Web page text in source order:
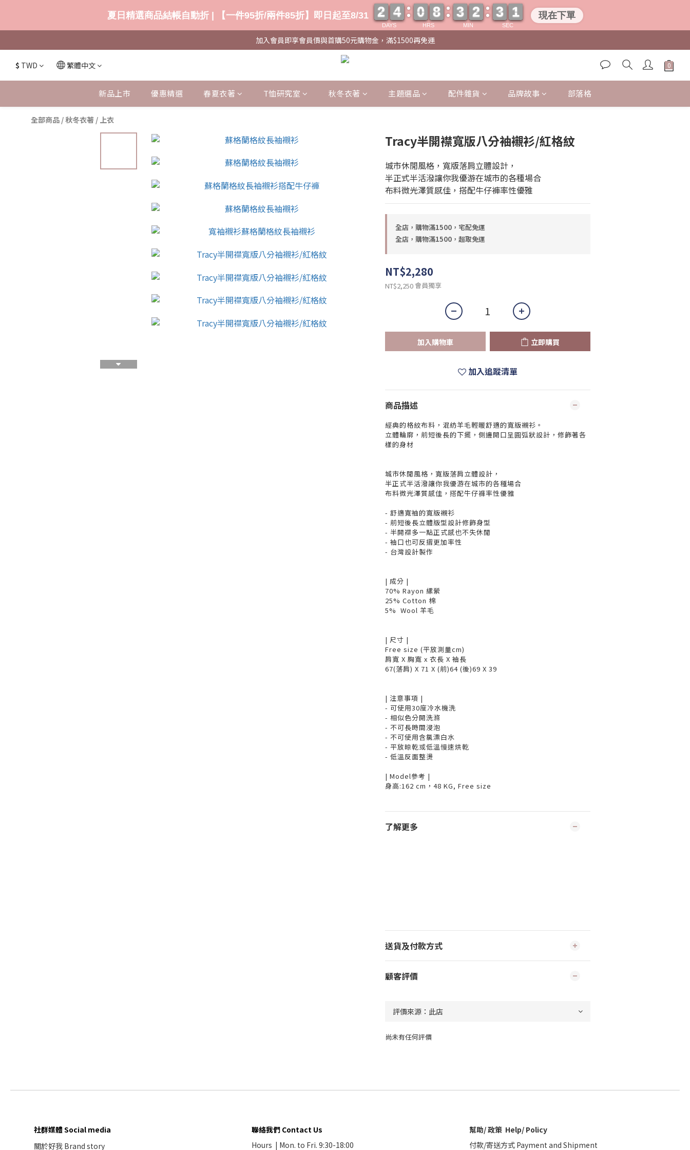
加入會員即享會員價與首購50元購物金，滿$1500再免運
$ TWD 繁體中文
新品上市 優惠精選 春夏衣著 T恤研究室 秋冬衣著 主題選品 配件雜貨 品牌故事 部落格
全部商品 /秋冬衣著 / 上衣
Tracy半開襟寬版八分袖襯衫/紅格紋
城市休閒風格，寬版落肩立體設計，
半正式半活潑讓你我優游在城市的各種場合
布料微光澤質感佳，搭配牛仔褲率性優雅
全店，購物滿1500，宅配免運
全店，購物滿1500，超取免運
NT$2,280
NT$2,250會員獨享
加入購物車 立即購買
加入追蹤清單
商品描述
經典的格紋布料，混紡羊毛輕暖舒適的寬版襯衫。
立體輪廓，前短後長的下擺，側邊開口呈圓弧狀設計，修飾著各
樣的身材
城市休閒風格，寬版落肩立體設計，
半正式半活潑讓你我優游在城市的各種場合
布料微光澤質感佳，搭配牛仔褲率性優雅
- 舒適寬袖的寬版襯衫
- 前短後長立體版型設計修飾身型
- 半開襟多一點正式感也不失休閒
- 袖口也可反摺更加率性
- 台灣設計製作
| 成分 |
70% Rayon 縲縈
25% Cotton 棉
5% Wool 羊毛
| 尺寸 |
Free size (平放測量cm)
肩寬 X 胸寬 x 衣長 X 袖長
67(落肩) X 71 X (前)64 (後)69 X 39
| 注意事項 |
- 可使用30度冷水機洗
- 相似色分開洗滌
- 不可長時間浸泡
- 不可使用含氯漂白水
- 平放晾乾或低溫慢速烘乾
- 低溫反面整燙
| Model參考 |
身高:162 cm，48 KG, Free size
了解更多
送貨及付款方式
顧客評價
尚未有任何評價
社群媒體 Social media
關於好我 Brand story
聯絡我們 Contact Us
Hours | Mon. to Fri. 9:30-18:00
幫助/ 政策 Help/ Policy
付款/寄送方式 Payment and Shipment
夏日精選商品結帳自動折 | 【一件95折/兩件85折】即日起至8/31
DAYS
2
2
2
2 4
4
4
4
HRS
0
0
0
0 8
8
8
8
MIN
3
3
3
3 2
2
2
2
SEC
3
3
3
3 0
0
0
0
0
0 現在下單